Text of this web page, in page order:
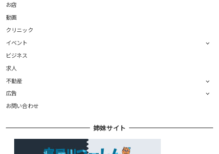
お店
動画
クリニック
イベント
ビジネス
求人
不動産
広告
お問い合わせ
姉妹サイト